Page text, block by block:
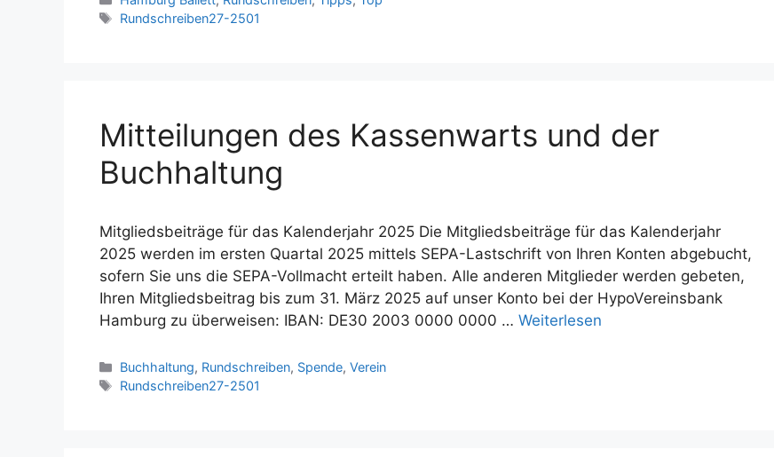
Schlagwörter
Rundschreiben27-2501
Mitteilungen des Kassenwarts und der
Buchhaltung
Mitgliedsbeiträge für das Kalenderjahr 2025 Die Mitgliedsbeiträge für das Kalenderjahr
2025 werden im ersten Quartal 2025 mittels SEPA-Lastschrift von Ihren Konten abgebucht,
sofern Sie uns die SEPA-Vollmacht erteilt haben. Alle anderen Mitglieder werden gebeten,
Ihren Mitgliedsbeitrag bis zum 31. März 2025 auf unser Konto bei der HypoVereinsbank
Hamburg zu überweisen: IBAN: DE30 2003 0000 0000 … Weiterlesen
Kategorien
Buchhaltung, Rundschreiben, Spende,Verein
Schlagwörter
Rundschreiben27-2501